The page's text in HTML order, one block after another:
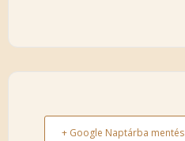
+ Google Naptárba mentés